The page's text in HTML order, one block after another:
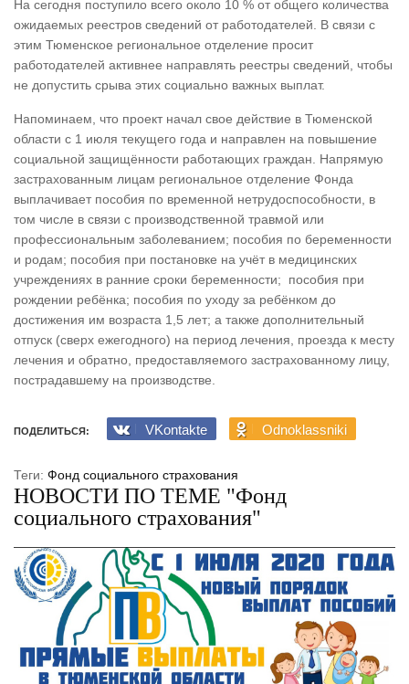
На сегодня поступило всего около 10 % от общего количества
ожидаемых реестров сведений от работодателей. В связи с
этим Тюменское региональное отделение просит
работодателей активнее направлять реестры сведений, чтобы
не допустить срыва этих социально важных выплат.
Напоминаем, что проект начал свое действие в Тюменской
области с 1 июля текущего года и направлен на повышение
социальной защищённости работающих граждан. Напрямую
застрахованным лицам региональное отделение Фонда
выплачивает пособия по временной нетрудоспособности, в
том числе в связи с производственной травмой или
профессиональным заболеванием; пособия по беременности
и родам; пособия при постановке на учёт в медицинских
учреждениях в ранние сроки беременности; пособия при
рождении ребёнка; пособия по уходу за ребёнком до
достижения им возраста 1,5 лет; а также дополнительный
отпуск (сверх ежегодного) на период лечения, проезда к месту
лечения и обратно, предоставляемого застрахованному лицу,
пострадавшему на производстве.
ПОДЕЛИТЬСЯ: VKontakte Odnoklassniki
Теги: Фонд социального страхования
НОВОСТИ ПО ТЕМЕ "Фонд
социального страхования"